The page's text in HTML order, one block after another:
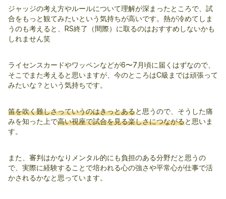
ジャッジの考え方やルールについて理解が深まったところで、試
合をもっと観てみたいという気持ちが高いです。熱が冷めてしま
うのも考えると、RS終了（間際）に取るのはおすすめしないかも
しれません笑
ライセンスカードやワッペンなどが6〜7月頃に届くはずなので、
そこでまた考えると思いますが、今のところはC級までは頑張って
みたいな？という気持ちです。
笛を吹く難しさっていうのはきっとあると思うので、そうした痛
みを知った上で高い視座で試合を見る楽しさにつながると思いま
す。
また、審判はかなりメンタル的にも負担のある分野だと思うの
で、実際に経験することで培われる心の強さや平常心が仕事で活
かされるかなと思っています。